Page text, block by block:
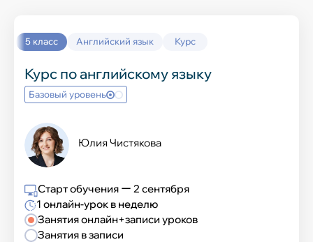
История
Химия
География
Информатика
Обществознание
Английский язык
ИЗО и технология
5 класс Английский язык Курс
Курс по английскому языку
Базовый уровень
Юлия Чистякова
Занятия онлайн+записи уроков
Занятия в записи
Старт обучения ー 2 сентября
1 онлайн-урок в неделю